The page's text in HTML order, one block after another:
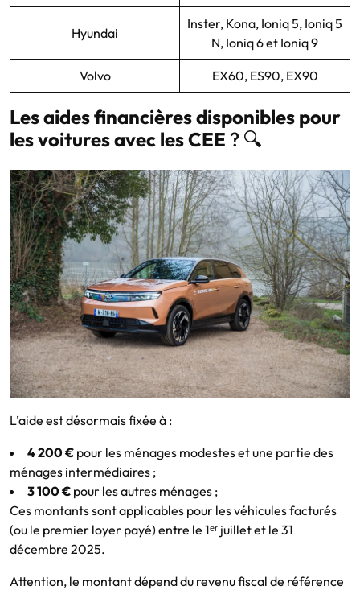
Hyundai
Inster, Kona, Ioniq 5, Ioniq 5
N, Ioniq 6 et Ioniq 9
Volvo EX60, ES90, EX90
Les aides financières disponibles pour
les voitures avec les CEE ? 🔍
L’aide est désormais fixée à :
4 200 € pour les ménages modestes et une partie des
ménages intermédiaires ;
3 100 € pour les autres ménages ;
Ces montants sont applicables pour les véhicules facturés
(ou le premier loyer payé) entre le 1ᵉʳ juillet et le 31
décembre 2025.
Attention, le montant dépend du revenu fiscal de référence